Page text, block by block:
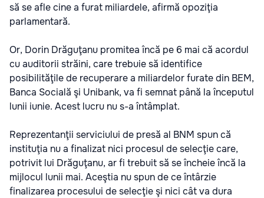
să se afle cine a furat miliardele, afirmă opoziţia
parlamentară.
Or, Dorin Drăguţanu promitea încă pe 6 mai că acordul
cu auditorii străini, care trebuie să identifice
posibilităţile de recuperare a miliardelor furate din BEM,
Banca Socială şi Unibank, va fi semnat până la începutul
lunii iunie. Acest lucru nu s-a întâmplat.
Reprezentanţii serviciului de presă al BNM spun că
instituţia nu a finalizat nici procesul de selecţie care,
potrivit lui Drăguţanu, ar fi trebuit să se încheie încă la
mijlocul lunii mai. Aceştia nu spun de ce întârzie
finalizarea procesului de selecţie şi nici cât va dura